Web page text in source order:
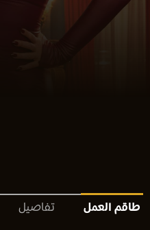
طاقم العمل تفاصيل